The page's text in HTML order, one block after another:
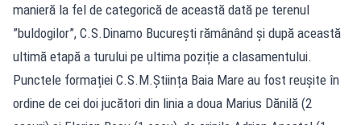
manieră la fel de categorică de această dată pe terenul
”buldogilor”, C.S.Dinamo București rămânând și după această
ultimă etapă a turului pe ultima poziție a clasamentului.
Punctele formației C.S.M.Știința Baia Mare au fost reușite în
ordine de cei doi jucători din linia a doua Marius Dănilă (2